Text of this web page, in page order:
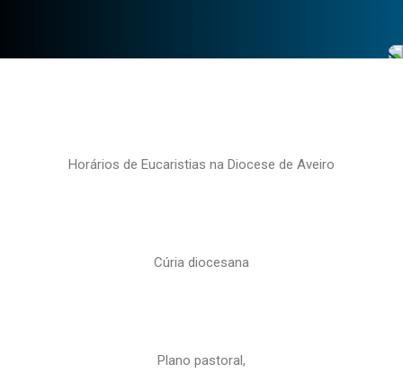
Horários de Eucaristias na Diocese de Aveiro
Cúria diocesana
Plano pastoral,